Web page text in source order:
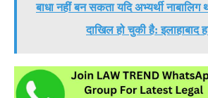
बाधा नहीं बन सकता यदि अभ्यर्थी नाबालिग
दाखिल हो चुकी है: इलाहाबाद